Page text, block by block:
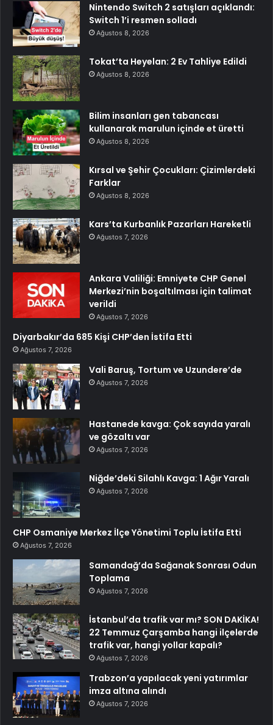
Nintendo Switch 2 satışları açıklandı:
Switch 1’i resmen solladı
Ağustos 8, 2026
Tokat’ta Heyelan: 2 Ev Tahliye Edildi
Ağustos 8, 2026
Bilim insanları gen tabancası
kullanarak marulun içinde et üretti
Ağustos 8, 2026
Kırsal ve Şehir Çocukları: Çizimlerdeki
Farklar
Ağustos 8, 2026
Kars’ta Kurbanlık Pazarları Hareketli
Ağustos 7, 2026
Ankara Valiliği: Emniyete CHP Genel
Merkezi’nin boşaltılması için talimat
verildi
Ağustos 7, 2026
Diyarbakır’da 685 Kişi CHP’den İstifa Etti
Ağustos 7, 2026
Vali Baruş, Tortum ve Uzundere’de
Ağustos 7, 2026
Hastanede kavga: Çok sayıda yaralı
ve gözaltı var
Ağustos 7, 2026
Niğde’deki Silahlı Kavga: 1 Ağır Yaralı
Ağustos 7, 2026
CHP Osmaniye Merkez İlçe Yönetimi Toplu İstifa Etti
Ağustos 7, 2026
Samandağ’da Sağanak Sonrası Odun
Toplama
Ağustos 7, 2026
İstanbul’da trafik var mı? SON DAKİKA!
22 Temmuz Çarşamba hangi ilçelerde
trafik var, hangi yollar kapalı?
Ağustos 7, 2026
Trabzon’a yapılacak yeni yatırımlar
imza altına alındı
Ağustos 7, 2026